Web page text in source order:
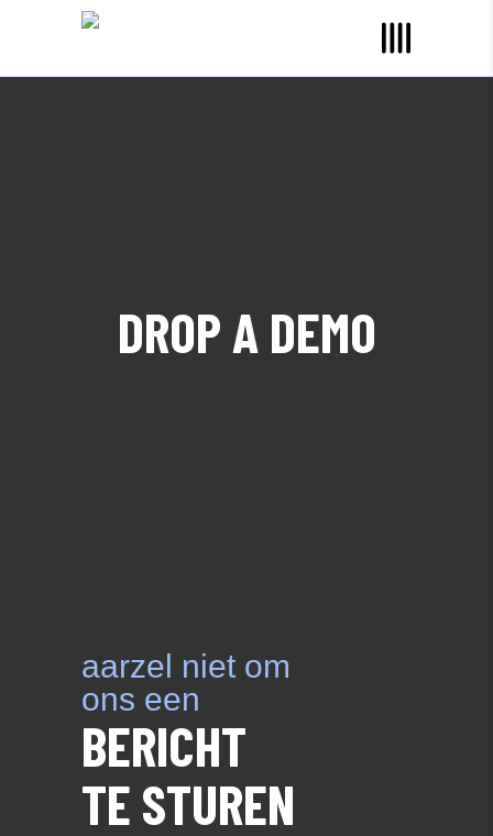
DROP A DEMO
aarzel niet om
ons een
BERICHT
TE STUREN